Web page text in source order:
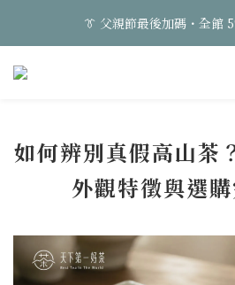
👔 父親節最後加碼・全館
👔 父親節最後加碼・全館
2
1
3
2
2
1
6
5
0
5
4
5
4
3
2
0
如何辨別真假高山茶
外觀特徵與選